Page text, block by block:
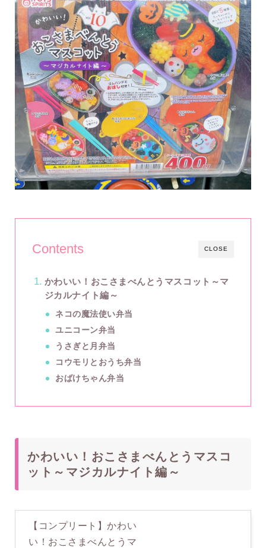
CLOSE
Contents
かわいい！おこさまべんとうマスコット～マ
ジカルナイト編～
ネコの魔法使い弁当
ユニコーン弁当
うさぎと月弁当
コウモリとおうち弁当
おばけちゃん弁当
かわいい！おこさまべんとうマスコ
ット～マジカルナイト編～
【コンプリート】かわい
い！おこさまべんとうマ